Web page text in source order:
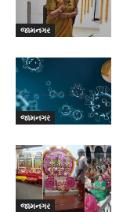
જામનગર
જામનગર
જામનગર